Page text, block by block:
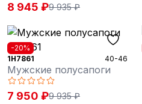
8 945 ₽9 935 ₽
-20%
1H7861
40-46
Мужские полусапоги
7 950 ₽9 935 ₽